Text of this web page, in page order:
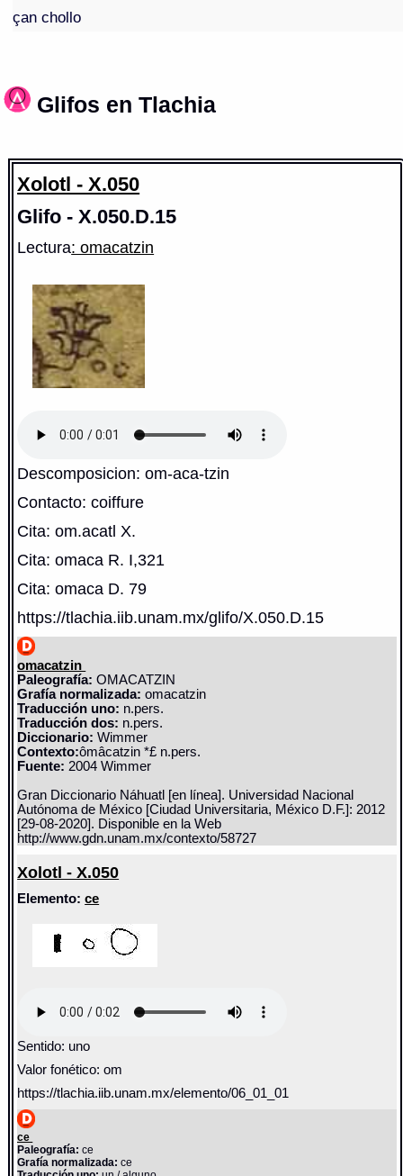
çan chollo
Glifos en Tlachia
Xolotl - X.050
Glifo - X.050.D.15
Lectura: omacatzin
Descomposicion: om-aca-tzin
Contacto: coiffure
Cita: om.acatl X.
Cita: omaca R. I,321
Cita: omaca D. 79
https://tlachia.iib.unam.mx/glifo/X.050.D.15
omacatzin
Paleografía: OMACATZIN
Grafía normalizada: omacatzin
Traducción uno: n.pers.
Traducción dos: n.pers.
Diccionario:Wimmer
Contexto:ômâcatzin *£ n.pers.
Fuente: 2004 Wimmer
Gran Diccionario Náhuatl [en línea]. Universidad Nacional
Autónoma de México [Ciudad Universitaria, México D.F.]: 2012
[29-08-2020]. Disponible en la Web
http://www.gdn.unam.mx/contexto/58727
Xolotl - X.050
Elemento:ce
Sentido: uno
Valor fonético: om
https://tlachia.iib.unam.mx/elemento/06_01_01
ce
Paleografía: ce
Grafía normalizada: ce